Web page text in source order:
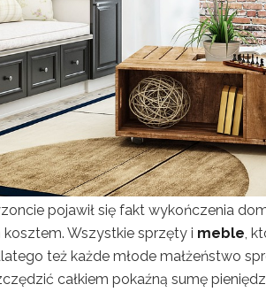
pojawił się fakt wykończenia
Wszystkie sprzęty i meble ,
też każde młode małżeństwo
całkiem pokaźną sumę